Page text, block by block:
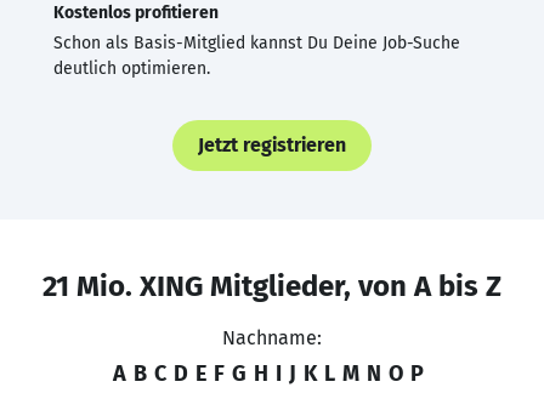
Kostenlos profitieren
Schon als Basis-Mitglied kannst Du Deine Job-Suche
deutlich optimieren.
Jetzt registrieren
21 Mio. XING Mitglieder, von A bis Z
Nachname:
A B C D E F G H I J K L M N O P